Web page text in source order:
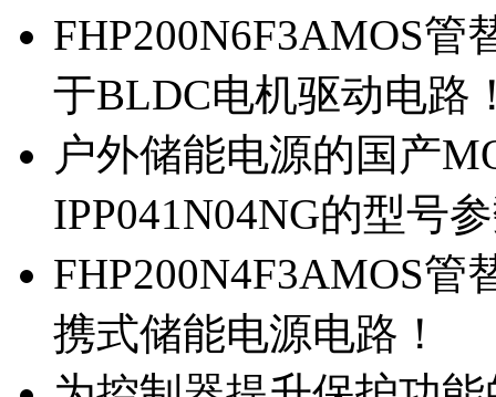
FHP200N6F3AMOS管
于BLDC电机驱动电路
户外储能电源的国产
IPP041N04NG的型号
FHP200N4F3AMOS管
携式储能电源电路！